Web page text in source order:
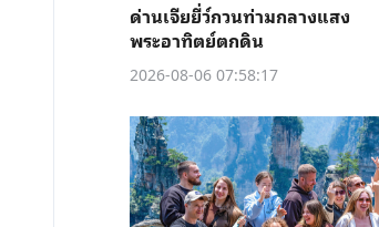
ด่านเจียยี่ว์กวนท่ามกลางแสง
พระอาทิตย์ตกดิน
2026-08-06 07:58:17